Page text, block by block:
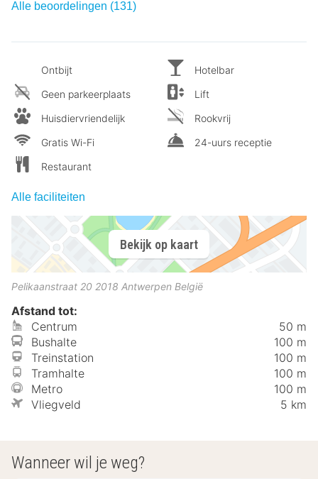
Alle beoordelingen (131)
Ontbijt
Geen parkeerplaats
Huisdiervriendelijk
Gratis Wi-Fi
Restaurant
Hotelbar
Lift
Rookvrij
24-uurs receptie
Alle faciliteiten
Bekijk op kaart
Pelikaanstraat 20 2018 Antwerpen België
Afstand tot:
Centrum
50 m
Bushalte
100 m
Treinstation
100 m
Tramhalte
100 m
Metro
100 m
Vliegveld
5 km
Wanneer wil je weg?